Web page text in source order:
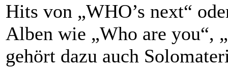
Hits von „WHO’s next“
Alben wie „Who are you“,
gehört dazu auch